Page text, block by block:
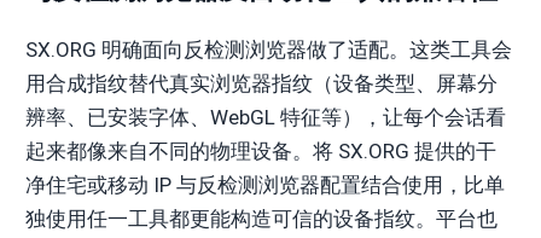
SX.ORG 明确面向反检测浏览器做了适配。这类工具会
用合成指纹替代真实浏览器指纹（设备类型、屏幕分
辨率、已安装字体、WebGL 特征等），让每个会话看
起来都像来自不同的物理设备。将 SX.ORG 提供的干
净住宅或移动 IP 与反检测浏览器配置结合使用，比单
独使用任一工具都更能构造可信的设备指纹。平台也